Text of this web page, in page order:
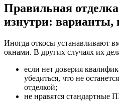
Правильная
изнутри: варианты,
Иногда откосы устанавливают
окнами. В других случаях их
если нет доверия
убедиться, что не
отделкой;
не нравятся стандартные